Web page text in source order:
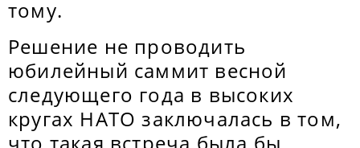
тому.
Решение не проводить
юбилейный саммит весной
следующего года в высоких
кругах НАТО заключалась в том,